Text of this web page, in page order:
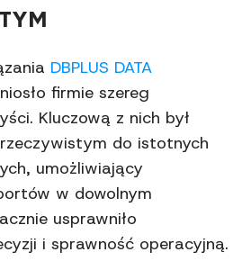
DBPLUS DATA
firmie szereg
Kluczową z nich był
do istotnych
umożliwiający
w dowolnym
usprawniło
i sprawność operacyjną.